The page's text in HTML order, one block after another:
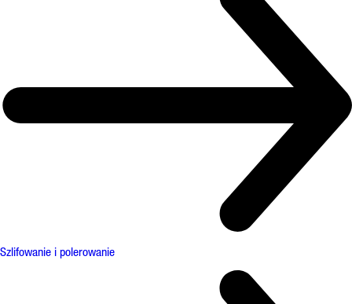
Szlifowanie i polerowanie